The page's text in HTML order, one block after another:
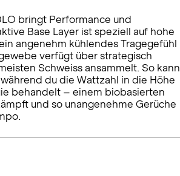
bringt Performance und
Base Layer ist speziell auf hohe
angenehm kühlendes Tragegefühl
verfügt über strategisch
Schweiss ansammelt. So kann
du die Wattzahl in die Höhe
behandelt – einem biobasierten
und so unangenehme Gerüche